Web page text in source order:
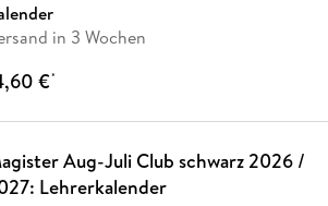
in 3 Wochen
€*
Aug-Juli Club schwarz 2026 /
Lehrerkalender